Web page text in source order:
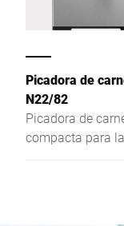
hostelería.
Picadora de
N22/82
Picadora de
compacta para